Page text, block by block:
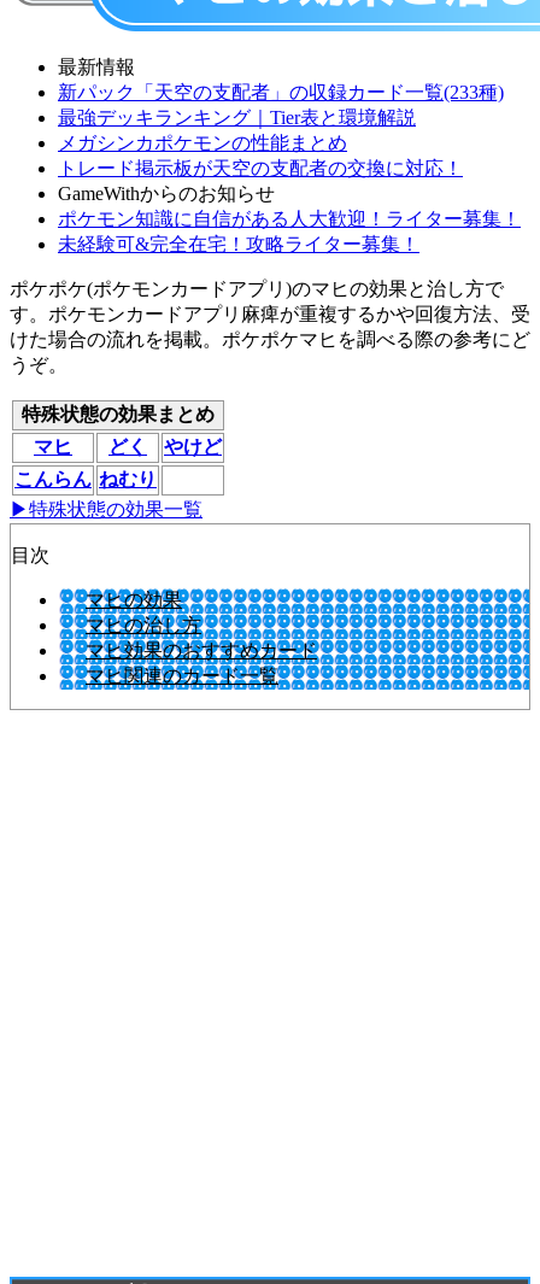
最新情報
新パック「天空の支配者」の収録カード一覧(233種)
最強デッキランキング｜Tier表と環境解説
メガシンカポケモンの性能まとめ
トレード掲示板が天空の支配者の交換に対応！
GameWithからのお知らせ
ポケモン知識に自信がある人大歓迎！ライター募集！
未経験可&完全在宅！攻略ライター募集！
ポケポケ(ポケモンカードアプリ)のマヒの効果と治し方で
す。ポケモンカードアプリ麻痺が重複するかや回復方法、受
けた場合の流れを掲載。ポケポケマヒを調べる際の参考にど
うぞ。
特殊状態の効果まとめ
マヒ
どく
やけど
こんらん ねむり
▶特殊状態の効果一覧
目次
マヒの効果
マヒの治し方
マヒ効果のおすすめカード
マヒ関連のカード一覧